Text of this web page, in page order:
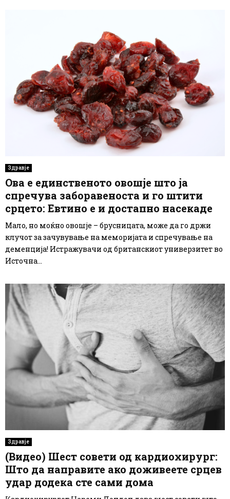
Здравје
Ова е единственото овошје што ја
спречува заборавеноста и го штити
срцето: Евтино е и достапно насекаде
Мало, но моќно овошје – брусницата, може да го држи
клучот за зачувување на меморијата и спречување на
деменција! Истражувачи од британскиот универзитет во
Источна...
Здравје
(Видео) Шест совети од кардиохирург:
Што да направите ако доживеете срцев
удар додека сте сами дома